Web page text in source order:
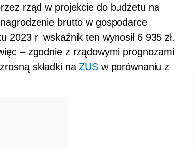
rząd w projekcie do budżetu na
brutto w gospodarce
2023 r. wskaźnik ten wynosił 6 935 zł.
– zgodnie z rządowymi prognozami
składki na ZUS w porównaniu z